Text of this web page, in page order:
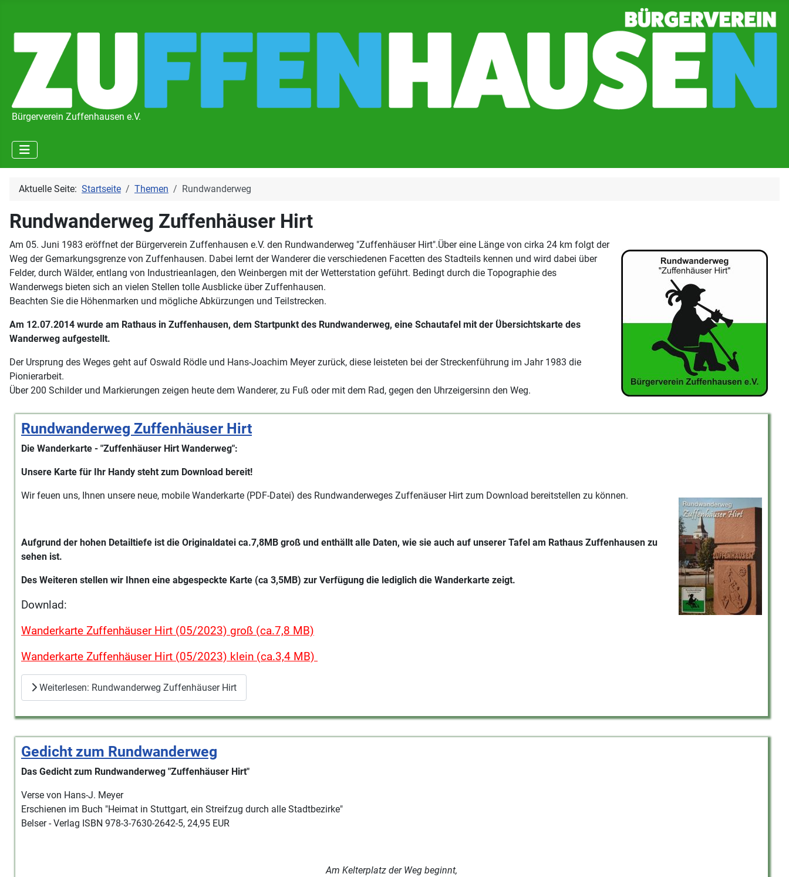
Bürgerverein Zuffenhausen e.V.
Aktuelle Seite: Startseite Themen Rundwanderweg
Rundwanderweg Zuffenhäuser Hirt
Am 05. Juni 1983 eröffnet der Bürgerverein Zuffenhausen e.V. den Rundwanderweg "Zuffenhäuser Hirt".Über eine Länge von cirka 24 km folgt der
Weg der Gemarkungsgrenze von Zuffenhausen. Dabei lernt der Wanderer die verschiedenen Facetten des Stadteils kennen und wird dabei über
Felder, durch Wälder, entlang von Industrieanlagen, den Weinbergen mit der Wetterstation geführt. Bedingt durch die Topographie des
Wanderwegs bieten sich an vielen Stellen tolle Ausblicke über Zuffenhausen.
Beachten Sie die Höhenmarken und mögliche Abkürzungen und Teilstrecken.
Am 12.07.2014 wurde am Rathaus in Zuffenhausen, dem Startpunkt des Rundwanderweg, eine Schautafel mit der Übersichtskarte des
Wanderweg aufgestellt.
Der Ursprung des Weges geht auf Oswald Rödle und Hans-Joachim Meyer zurück, diese leisteten bei der Streckenführung im Jahr 1983 die
Pionierarbeit.
Über 200 Schilder und Markierungen zeigen heute dem Wanderer, zu Fuß oder mit dem Rad, gegen den Uhrzeigersinn den Weg.
Rundwanderweg Zuffenhäuser Hirt
Die Wanderkarte - "Zuffenhäuser Hirt Wanderweg":
Unsere Karte für Ihr Handy steht zum Download bereit!
Wir feuen uns, Ihnen unsere neue, mobile Wanderkarte (PDF-Datei) des Rundwanderweges Zuffenäuser Hirt zum Download bereitstellen zu können.
Aufgrund der hohen Detailtiefe ist die Originaldatei ca.7,8MB groß und enthällt alle Daten, wie sie auch auf unserer Tafel am Rathaus Zuffenhausen zu
sehen ist.
Des Weiteren stellen wir Ihnen eine abgespeckte Karte (ca 3,5MB) zur Verfügung die lediglich die Wanderkarte zeigt.
Downlad:
Wanderkarte Zuffenhäuser Hirt (05/2023) groß (ca.7,8 MB)
Wanderkarte Zuffenhäuser Hirt (05/2023) klein (ca.3,4 MB)
Weiterlesen: Rundwanderweg Zuffenhäuser Hirt
Gedicht zum Rundwanderweg
Das Gedicht zum Rundwanderweg "Zuffenhäuser Hirt"
Verse von Hans-J. Meyer
Erschienen im Buch "Heimat in Stuttgart, ein Streifzug durch alle Stadtbezirke"
Belser - Verlag ISBN 978-3-7630-2642-5, 24,95 EUR
Am Kelterplatz der Weg beginnt,